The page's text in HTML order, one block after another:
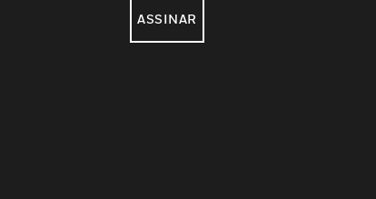
ASSINAR